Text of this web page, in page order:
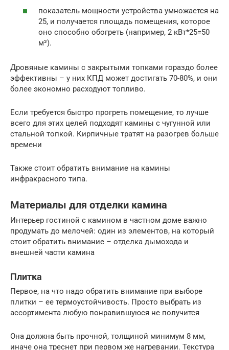
показатель мощности устройства умножается на
25, и получается площадь помещения, которое
оно способно обогреть (например, 2 кВт*25=50
м³).
Дровяные камины с закрытыми топками гораздо более
эффективны – у них КПД может достигать 70-80%, и они
более экономно расходуют топливо.
Если требуется быстро прогреть помещение, то лучше
всего для этих целей подходят камины с чугунной или
стальной топкой. Кирпичные тратят на разогрев больше
времени
Также стоит обратить внимание на камины
инфракрасного типа.
Материалы для отделки камина
Интерьер гостиной с камином в частном доме важно
продумать до мелочей: один из элементов, на который
стоит обратить внимание – отделка дымохода и
внешней части камина
Плитка
Первое, на что надо обратить внимание при выборе
плитки – ее термоустойчивость. Просто выбрать из
ассортимента любую понравившуюся не получится
Она должна быть прочной, толщиной минимум 8 мм,
иначе она треснет при первом же нагревании. Текстура